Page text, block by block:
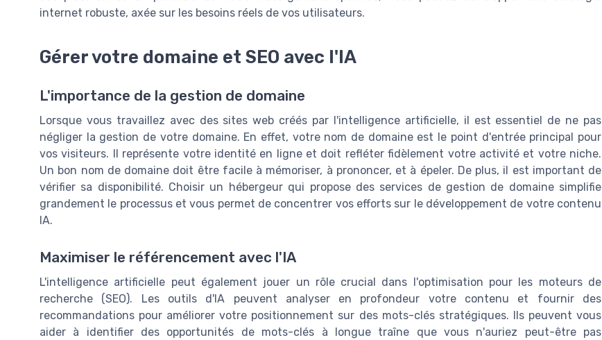
internet robuste, axée sur les besoins réels de vos utilisateurs.
Gérer votre domaine et SEO avec l'IA
L'importance de la gestion de domaine
Lorsque vous travaillez avec des sites web créés par l'intelligence artificielle, il est essentiel de ne pas
négliger la gestion de votre domaine. En effet, votre nom de domaine est le point d'entrée principal pour
vos visiteurs. Il représente votre identité en ligne et doit refléter fidèlement votre activité et votre niche.
Un bon nom de domaine doit être facile à mémoriser, à prononcer, et à épeler. De plus, il est important de
vérifier sa disponibilité. Choisir un hébergeur qui propose des services de gestion de domaine simplifie
grandement le processus et vous permet de concentrer vos efforts sur le développement de votre contenu
IA.
Maximiser le référencement avec l'IA
L'intelligence artificielle peut également jouer un rôle crucial dans l'optimisation pour les moteurs de
recherche (SEO). Les outils d'IA peuvent analyser en profondeur votre contenu et fournir des
recommandations pour améliorer votre positionnement sur des mots-clés stratégiques. Ils peuvent vous
aider à identifier des opportunités de mots-clés à longue traîne que vous n'auriez peut-être pas